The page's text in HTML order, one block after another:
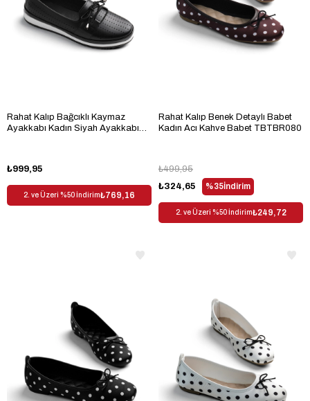
Rahat Kalıp Bağcıklı Kaymaz
Ayakkabı Kadın Siyah Ayakkabı
₺999,95
2. ve Üzeri %50 İndirim₺769,16
Rahat Kalıp Benek Detaylı Babet
Kadın Acı Kahve Babet TBTBR080
%35İndirim
₺324,65
₺499,95
2. ve Üzeri %50 İndirim₺249,72